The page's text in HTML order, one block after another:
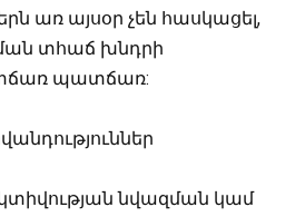
առ այսօր չեն հասկացել,
տհաճ խնդրի
պատճառ:
նվազման կամ